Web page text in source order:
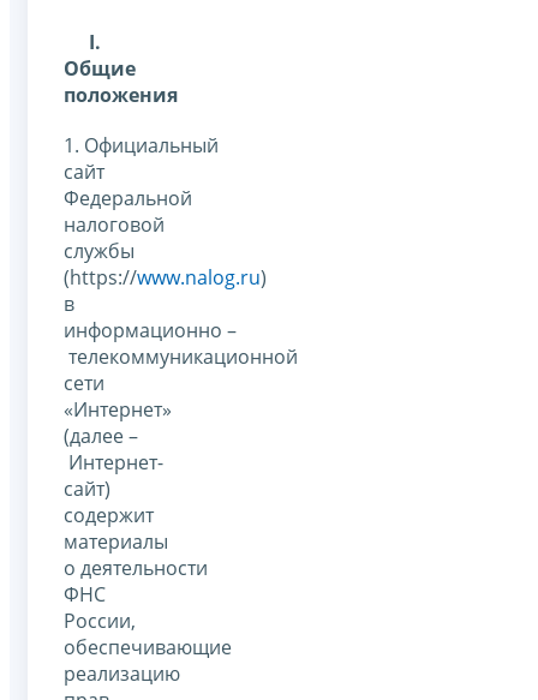
I.
Общие
положения
1. Официальный
сайт
Федеральной
налоговой
службы
(https://www.nalog.ru)
в
информационно –
телекоммуникационной
сети
«Интернет»
(далее –
Интернет-
сайт)
содержит
материалы
о деятельности
ФНС
России,
обеспечивающие
реализацию